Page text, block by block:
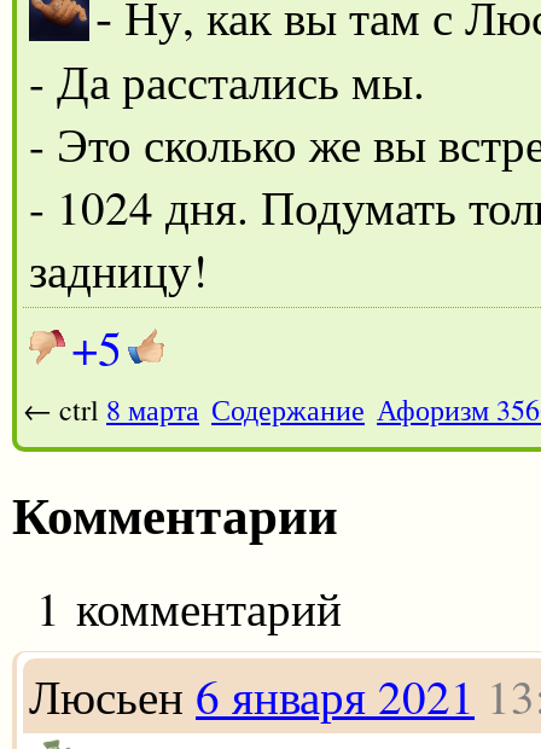
- Ну, как вы там с
- Да расстались мы.
- Это сколько же вы
- 1024 дня. Подумать
задницу!
+5
← ctrl 8 марта Содержание Афоризм
Комментарии
1 комментарий
Люсьен 6 января 2021